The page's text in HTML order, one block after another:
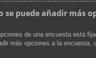
se puede añadir más
de una encuesta está
más opciones a la encuesta,